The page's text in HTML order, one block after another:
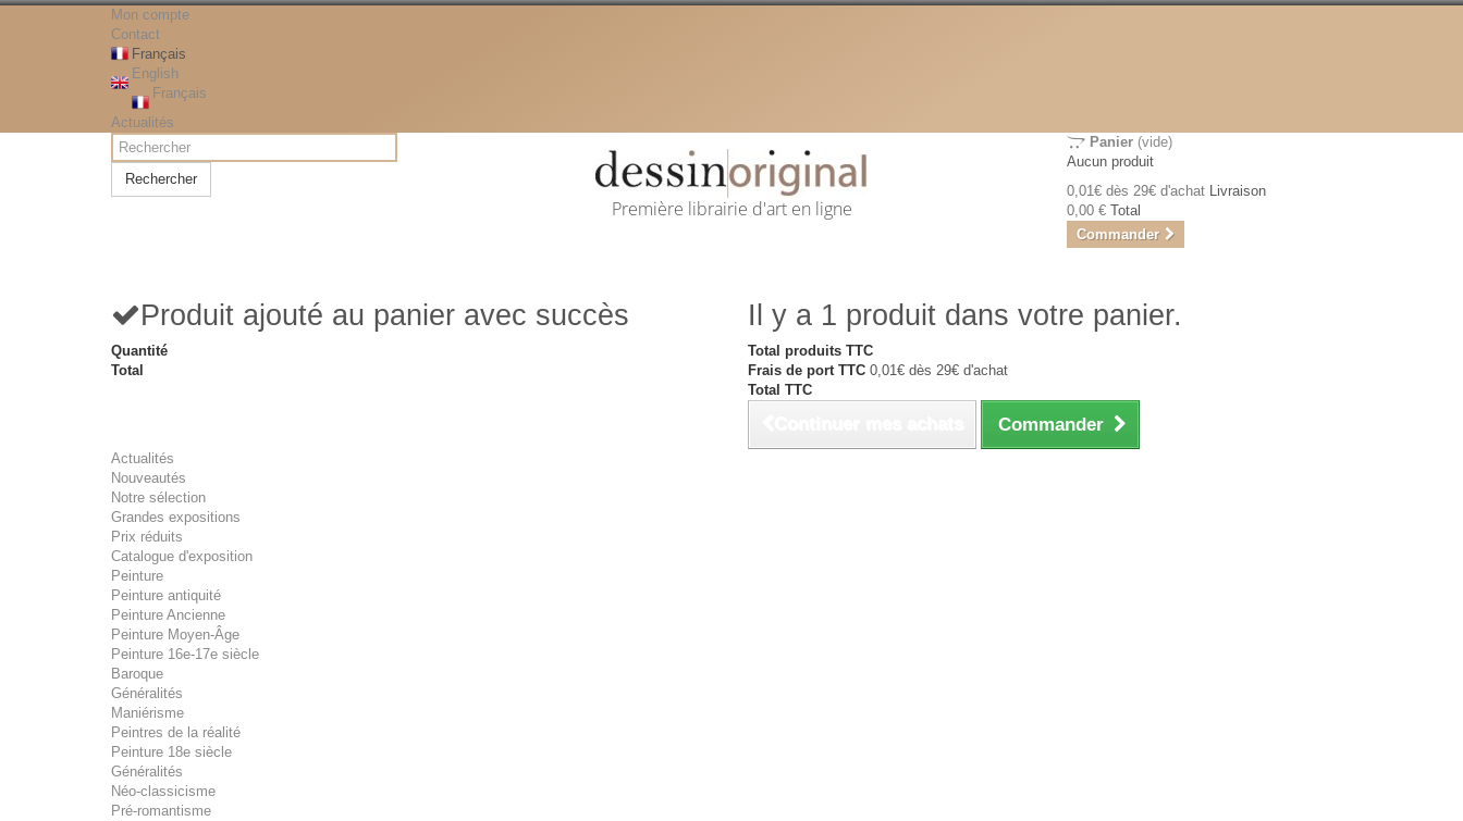
Mon compte
Contact
Français
English
Français
Actualités
Rechercher
Première librairie d'art en ligne
Panier (vide)
Aucun produit
0,01€ dès 29€ d'achat Livraison
0,00 € Total
Commander
Produit ajouté au panier avec succès
Quantité
Total
Il y a 1 produit dans votre panier.
Total produits TTC
Frais de port TTC 0,01€ dès 29€ d'achat
Total TTC
Commander
Actualités
Nouveautés
Notre sélection
Grandes expositions
Prix réduits
Catalogue d'exposition
Peinture
Peinture antiquité
Peinture Ancienne
Peinture Moyen-Âge
Peinture 16e-17e siècle
Baroque
Généralités
Maniérisme
Peintres de la réalité
Peinture 18e siècle
Généralités
Néo-classicisme
Pré-romantisme